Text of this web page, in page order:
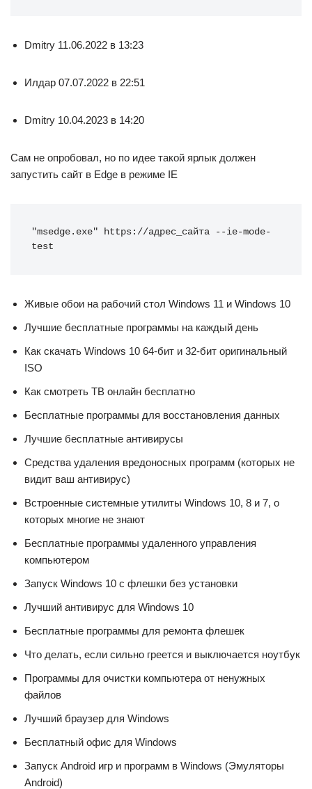
Dmitry 11.06.2022 в 13:23
Илдар 07.07.2022 в 22:51
Dmitry 10.04.2023 в 14:20
Сам не опробовал, но по идее такой ярлык должен
запустить сайт в Edge в режиме IE
"msedge.exe" https://адрес_сайта --ie-mode-
test
Живые обои на рабочий стол Windows 11 и Windows 10
Лучшие бесплатные программы на каждый день
Как скачать Windows 10 64-бит и 32-бит оригинальный
ISO
Как смотреть ТВ онлайн бесплатно
Бесплатные программы для восстановления данных
Лучшие бесплатные антивирусы
Средства удаления вредоносных программ (которых не
видит ваш антивирус)
Встроенные системные утилиты Windows 10, 8 и 7, о
которых многие не знают
Бесплатные программы удаленного управления
компьютером
Запуск Windows 10 с флешки без установки
Лучший антивирус для Windows 10
Бесплатные программы для ремонта флешек
Что делать, если сильно греется и выключается ноутбук
Программы для очистки компьютера от ненужных
файлов
Лучший браузер для Windows
Бесплатный офис для Windows
Запуск Android игр и программ в Windows (Эмуляторы
Android)